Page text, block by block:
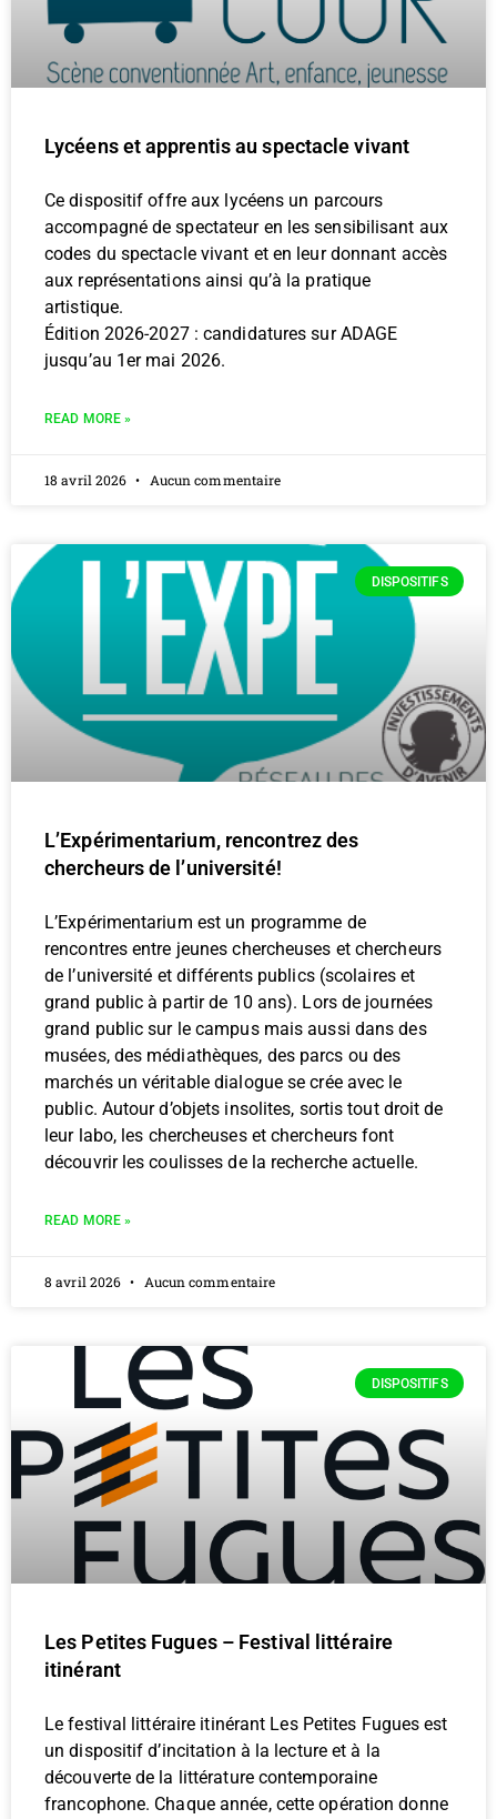
Lycéens et apprentis au spectacle vivant
Ce dispositif offre aux lycéens un parcours
accompagné de spectateur en les sensibilisant aux
codes du spectacle vivant et en leur donnant accès
aux représentations ainsi qu’à la pratique
artistique.
Édition 2026-2027 : candidatures sur ADAGE
jusqu’au 1er mai 2026.
READ MORE »
18 avril 2026 Aucun commentaire
DISPOSITIFS
L’Expérimentarium, rencontrez des
chercheurs de l’université!
L’Expérimentarium est un programme de
rencontres entre jeunes chercheuses et chercheurs
de l’université et différents publics (scolaires et
grand public à partir de 10 ans). Lors de journées
grand public sur le campus mais aussi dans des
musées, des médiathèques, des parcs ou des
marchés un véritable dialogue se crée avec le
public. Autour d’objets insolites, sortis tout droit de
leur labo, les chercheuses et chercheurs font
découvrir les coulisses de la recherche actuelle.
READ MORE »
8 avril 2026 Aucun commentaire
DISPOSITIFS
Les Petites Fugues – Festival littéraire
itinérant
Le festival littéraire itinérant Les Petites Fugues est
un dispositif d’incitation à la lecture et à la
découverte de la littérature contemporaine
francophone. Chaque année, cette opération donne